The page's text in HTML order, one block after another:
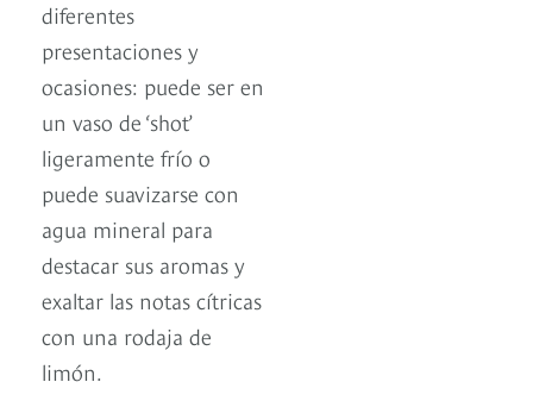
diferentes
presentaciones y
ocasiones: puede ser en
un vaso de ‘shot’
ligeramente frío o
puede suavizarse con
agua mineral para
destacar sus aromas y
exaltar las notas cítricas
con una rodaja de
limón.